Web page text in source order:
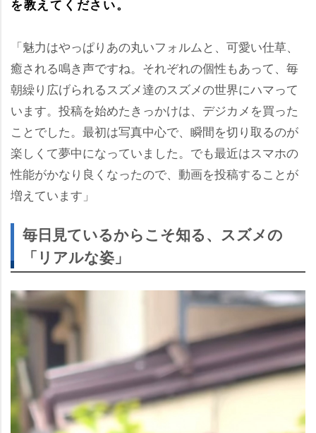
を教えてください。
「魅力はやっぱりあの丸いフォルムと、可愛い仕草、
癒される鳴き声ですね。それぞれの個性もあって、毎
朝繰り広げられるスズメ達のスズメの世界にハマって
います。投稿を始めたきっかけは、デジカメを買った
ことでした。最初は写真中心で、瞬間を切り取るのが
楽しくて夢中になっていました。でも最近はスマホの
性能がかなり良くなったので、動画を投稿することが
増えています」
毎日見ているからこそ知る、スズメの
「リアルな姿」